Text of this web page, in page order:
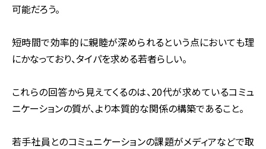
可能だろう。
短時間で効率的に親睦が深められるという点においても理
にかなっており、タイパを求める若者らしい。
これらの回答から見えてくるのは、20代が求めているコミュ
ニケーションの質が、より本質的な関係の構築であること。
若手社員とのコミュニケーションの課題がメディアなどで取